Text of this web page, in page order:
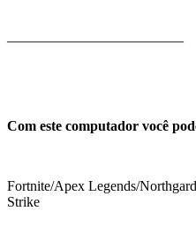
Com este computador você
Fortnite/Apex Legends/
Strike